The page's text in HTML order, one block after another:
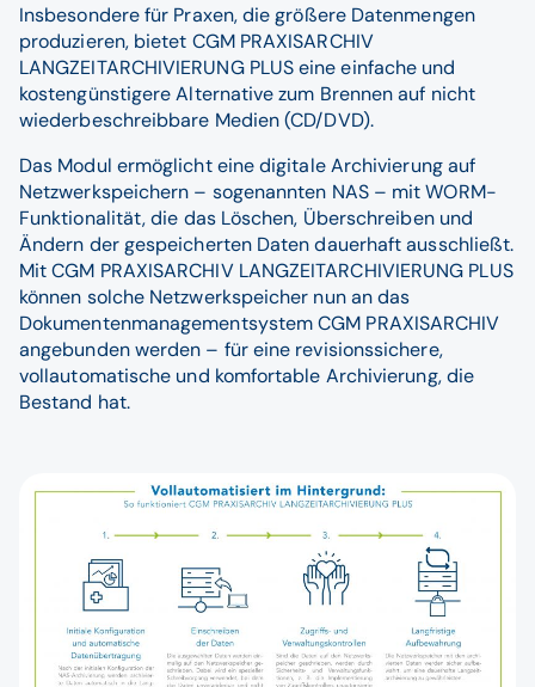
Insbesondere für Praxen, die größere Datenmengen
produzieren, bietet CGM PRAXISARCHIV
LANGZEITARCHIVIERUNG PLUS eine einfache und
kostengünstigere Alternative zum Brennen auf nicht
wiederbeschreibbare Medien (CD/DVD).
Das Modul ermöglicht eine digitale Archivierung auf
Netzwerkspeichern – sogenannten NAS – mit WORM-
Funktionalität, die das Löschen, Überschreiben und
Ändern der gespeicherten Daten dauerhaft ausschließt.
Mit CGM PRAXISARCHIV LANGZEITARCHIVIERUNG PLUS
können solche Netzwerkspeicher nun an das
Dokumentenmanagementsystem CGM PRAXISARCHIV
angebunden werden – für eine revisionssichere,
vollautomatische und komfortable Archivierung, die
Bestand hat.